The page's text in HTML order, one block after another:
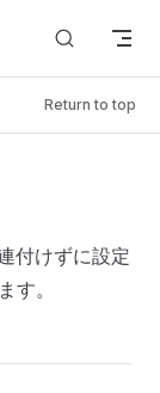
Return to top
付けずに設定
す。